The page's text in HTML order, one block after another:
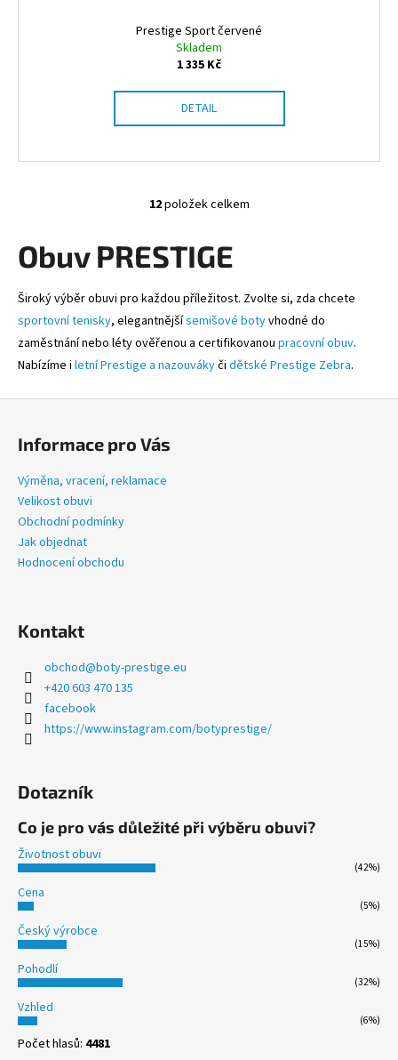
Prestige Sport červené
Skladem
1 335 Kč
DETAIL
O
l
á
d
c
í
p
12položek celkem
Obuv PRESTIGE
Široký výběr obuvi pro každou příležitost. Zvolte si, zda chcete
sportovní tenisky, elegantnějšísemišové botyvhodné do
zaměstnání nebo léty ověřenou a certifikovanou pracovní obuv.
Nabízíme i letní Prestige a nazouvákyči dětské Prestige Zebra.
Informace pro Vás
Výměna, vracení, reklamace
Velikost obuvi
Obchodní podmínky
Jak objednat
Hodnocení obchodu
Kontakt
obchod@boty-prestige.eu
+420 603 470 135
facebook
https://www.instagram.com/botyprestige/
Dotazník
Co je pro vás důležité při výběru obuvi?
Životnost obuvi
(42%)
Cena
(5%)
Český výrobce
(15%)
Pohodlí
(32%)
Vzhled
(6%)
Počet hlasů: 4481